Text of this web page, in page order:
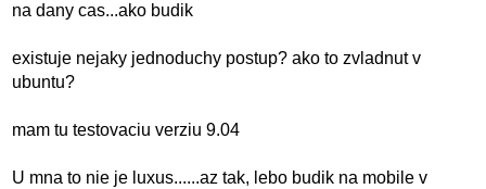
na dany cas...ako budik
existuje nejaky jednoduchy postup? ako to zvladnut v
ubuntu?
mam tu testovaciu verziu 9.04
U mna to nie je luxus......az tak, lebo budik na mobile v